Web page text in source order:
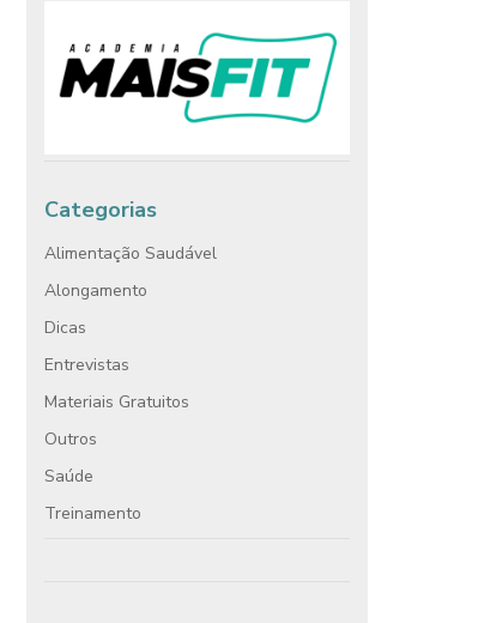
Categorias
Alimentação Saudável
Alongamento
Dicas
Entrevistas
Materiais Gratuitos
Outros
Saúde
Treinamento